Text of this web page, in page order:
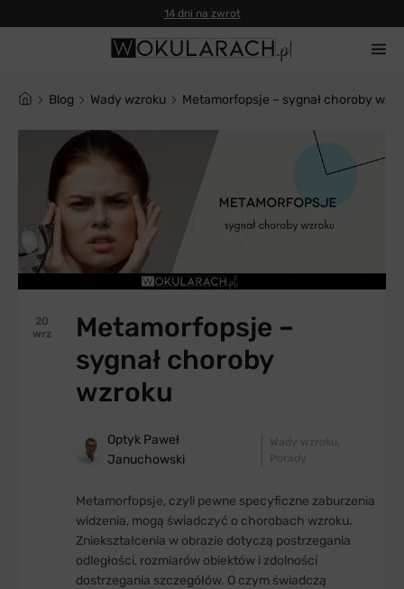
14 dni na zwrot
blog Wady wzroku Metamorfopsje – sygnał choroby
Metamorfopsje –
sygnał choroby
wzroku
20
wrz
Optyk Paweł
Januchowski
Wady wzroku
Porady
Metamorfopsje, czyli pewne specyficzne zaburzenia
widzenia, mogą świadczyć o chorobach wzroku.
Zniekształcenia w obrazie dotyczą postrzegania
odległości, rozmiarów obiektów i zdolności
dostrzegania szczegółów. O czym świadczą